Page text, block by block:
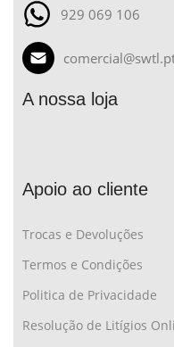
929 069 106
A nossa loja
Apoio ao cliente
Trocas e Devoluções
Termos e Condições
Politica de Privacidade
Resolução de Litígios